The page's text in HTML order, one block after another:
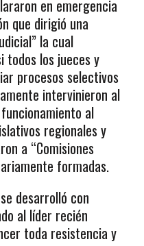
en emergencia
que dirigió una
la cual
todos los jueces y
procesos selectivos
intervinieron al
al
regionales y
a “Comisiones
formadas.
desarrolló con
al líder recién
toda resistencia y